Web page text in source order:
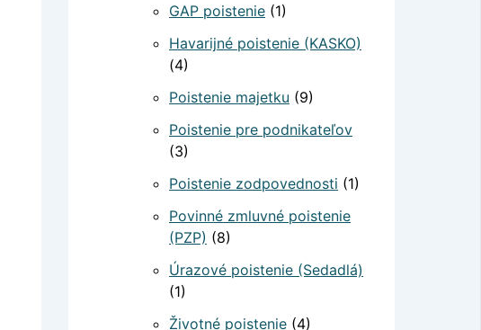
GAP poistenie (1)
Havarijné poistenie (KASKO)
(4)
Poistenie majetku (9)
Poistenie pre podnikateľov
(3)
Poistenie zodpovednosti (1)
Povinné zmluvné poistenie
(PZP) (8)
Úrazové poistenie (Sedadlá)
(1)
Životné poistenie (4)